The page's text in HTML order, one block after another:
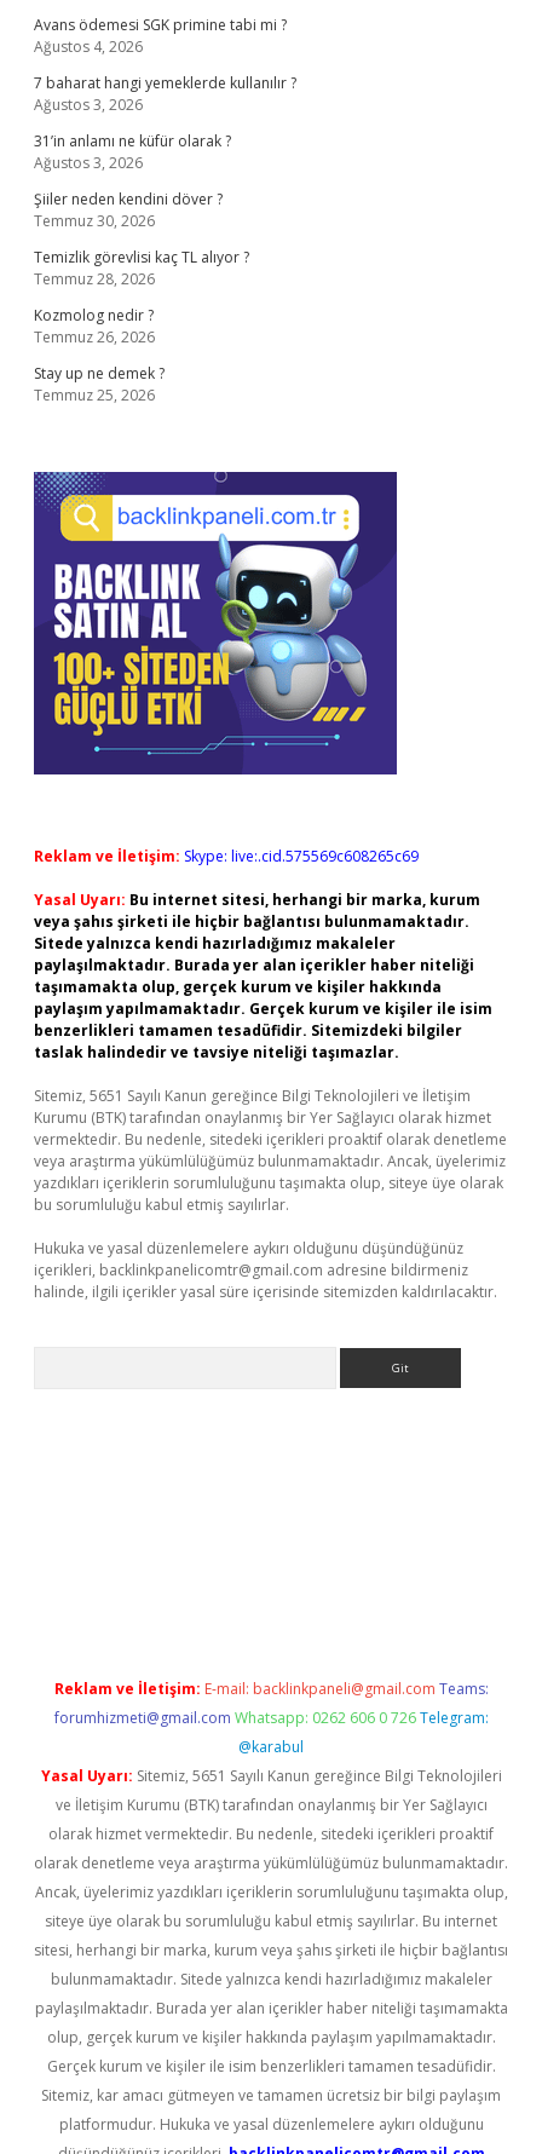
Avans ödemesi SGK primine tabi mi ?
Ağustos 4, 2026
7 baharat hangi yemeklerde kullanılır ?
Ağustos 3, 2026
31’in anlamı ne küfür olarak ?
Ağustos 3, 2026
Şiiler neden kendini döver ?
Temmuz 30, 2026
Temizlik görevlisi kaç TL alıyor ?
Temmuz 28, 2026
Kozmolog nedir ?
Temmuz 26, 2026
Stay up ne demek ?
Temmuz 25, 2026
Reklam ve İletişim: Skype: live:.cid.575569c608265c69
Yasal Uyarı: Bu internet sitesi, herhangi bir marka, kurum
veya şahıs şirketi ile hiçbir bağlantısı bulunmamaktadır.
Sitede yalnızca kendi hazırladığımız makaleler
paylaşılmaktadır. Burada yer alan içerikler haber niteliği
taşımamakta olup, gerçek kurum ve kişiler hakkında
paylaşım yapılmamaktadır. Gerçek kurum ve kişiler ile isim
benzerlikleri tamamen tesadüfidir. Sitemizdeki bilgiler
taslak halindedir ve tavsiye niteliği taşımazlar.
Sitemiz, 5651 Sayılı Kanun gereğince Bilgi Teknolojileri ve İletişim
Kurumu (BTK) tarafından onaylanmış bir Yer Sağlayıcı olarak hizmet
vermektedir. Bu nedenle, sitedeki içerikleri proaktif olarak denetleme
veya araştırma yükümlülüğümüz bulunmamaktadır. Ancak, üyelerimiz
yazdıkları içeriklerin sorumluluğunu taşımakta olup, siteye üye olarak
bu sorumluluğu kabul etmiş sayılırlar.
Hukuka ve yasal düzenlemelere aykırı olduğunu düşündüğünüz
içerikleri, backlinkpanelicomtr@gmail.com adresine bildirmeniz
halinde, ilgili içerikler yasal süre içerisinde sitemizden kaldırılacaktır.
Reklam ve İletişim: E-mail: backlinkpaneli@gmail.com Teams:
forumhizmeti@gmail.com Whatsapp: 0262 606 0 726 Telegram:
@karabul
Yasal Uyarı: Sitemiz, 5651 Sayılı Kanun gereğince Bilgi Teknolojileri
ve İletişim Kurumu (BTK) tarafından onaylanmış bir Yer Sağlayıcı
olarak hizmet vermektedir. Bu nedenle, sitedeki içerikleri proaktif
olarak denetleme veya araştırma yükümlülüğümüz bulunmamaktadır.
Ancak, üyelerimiz yazdıkları içeriklerin sorumluluğunu taşımakta olup,
siteye üye olarak bu sorumluluğu kabul etmiş sayılırlar. Bu internet
sitesi, herhangi bir marka, kurum veya şahıs şirketi ile hiçbir bağlantısı
bulunmamaktadır. Sitede yalnızca kendi hazırladığımız makaleler
paylaşılmaktadır. Burada yer alan içerikler haber niteliği taşımamakta
olup, gerçek kurum ve kişiler hakkında paylaşım yapılmamaktadır.
Gerçek kurum ve kişiler ile isim benzerlikleri tamamen tesadüfidir.
Sitemiz, kar amacı gütmeyen ve tamamen ücretsiz bir bilgi paylaşım
platformudur. Hukuka ve yasal düzenlemelere aykırı olduğunu